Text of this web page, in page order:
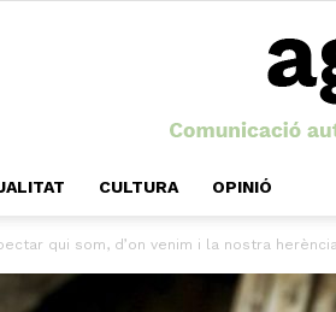
CULTURA OPINIÓ
qui som, d’on venim i la nostra